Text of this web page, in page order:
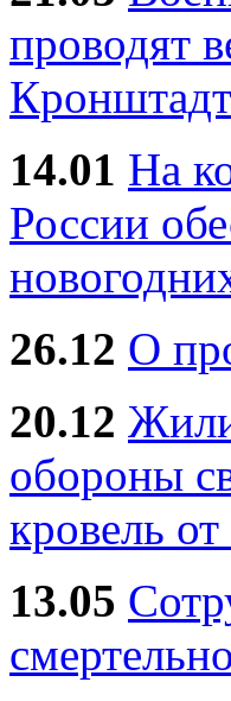
проводят
14.01 На
России
26.12 О
20.12
обороны
кровель
13.05